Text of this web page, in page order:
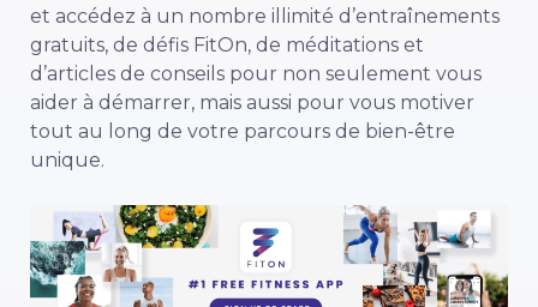
et accédez à un nombre illimité d’entraînements
gratuits, de défis FitOn, de méditations et
d’articles de conseils pour non seulement vous
aider à démarrer, mais aussi pour vous motiver
tout au long de votre parcours de bien-être
unique.